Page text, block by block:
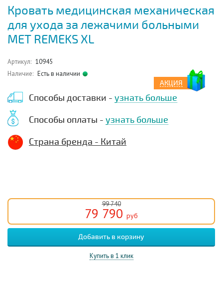
Кровать медицинская механическая
для ухода за лежачими больными
МЕТ REMEKS XL
Артикул: 10945
Наличие: Есть в наличии
АКЦИЯ
Способы доставки - узнать больше
Способы оплаты - узнать больше
Страна бренда - Китай
99 740
79 790 руб
Купить в 1 клик